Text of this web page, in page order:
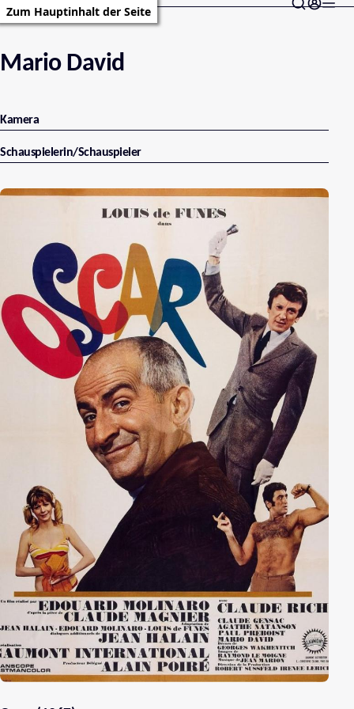
Zum Hauptinhalt der Seite
Mario David
Kamera
Schauspielerin/Schauspieler